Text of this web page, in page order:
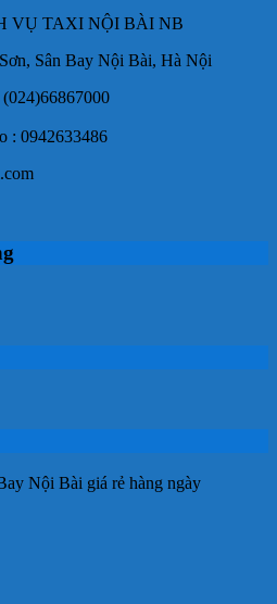
VỤ TAXI NỘI BÀI NB
Sân Bay Nội Bài, Hà Nội
: 0942633486
Nội Bài giá rẻ hàng ngày